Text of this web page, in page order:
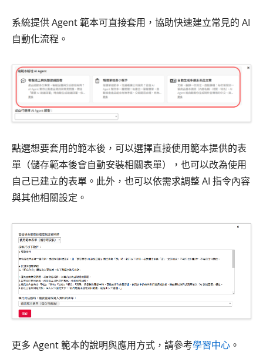
系統提供 Agent 範本可直接套用，協助快速建立常見的 AI
自動化流程。
點選想要套用的範本後，可以選擇直接使用範本提供的表
單（儲存範本後會自動安裝相關表單），也可以改為使用
自己已建立的表單。此外，也可以依需求調整 AI 指令內容
與其他相關設定。
更多 Agent 範本的說明與應用方式，請參考學習中心 。